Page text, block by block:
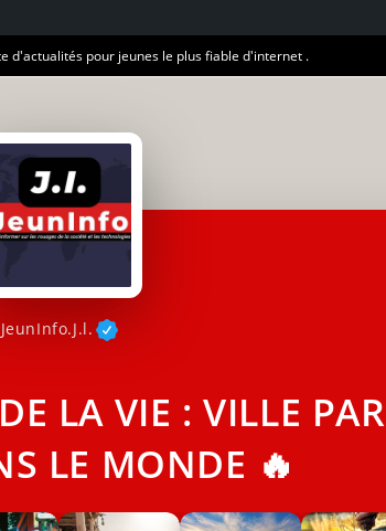
d'actualités pour jeunes le plus fiable d'internet .
JeunInfo.J.l.
LA VIE : VILLE PAR
LE MONDE 🔥